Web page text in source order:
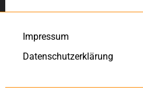
Impressum
Datenschutzerklärung